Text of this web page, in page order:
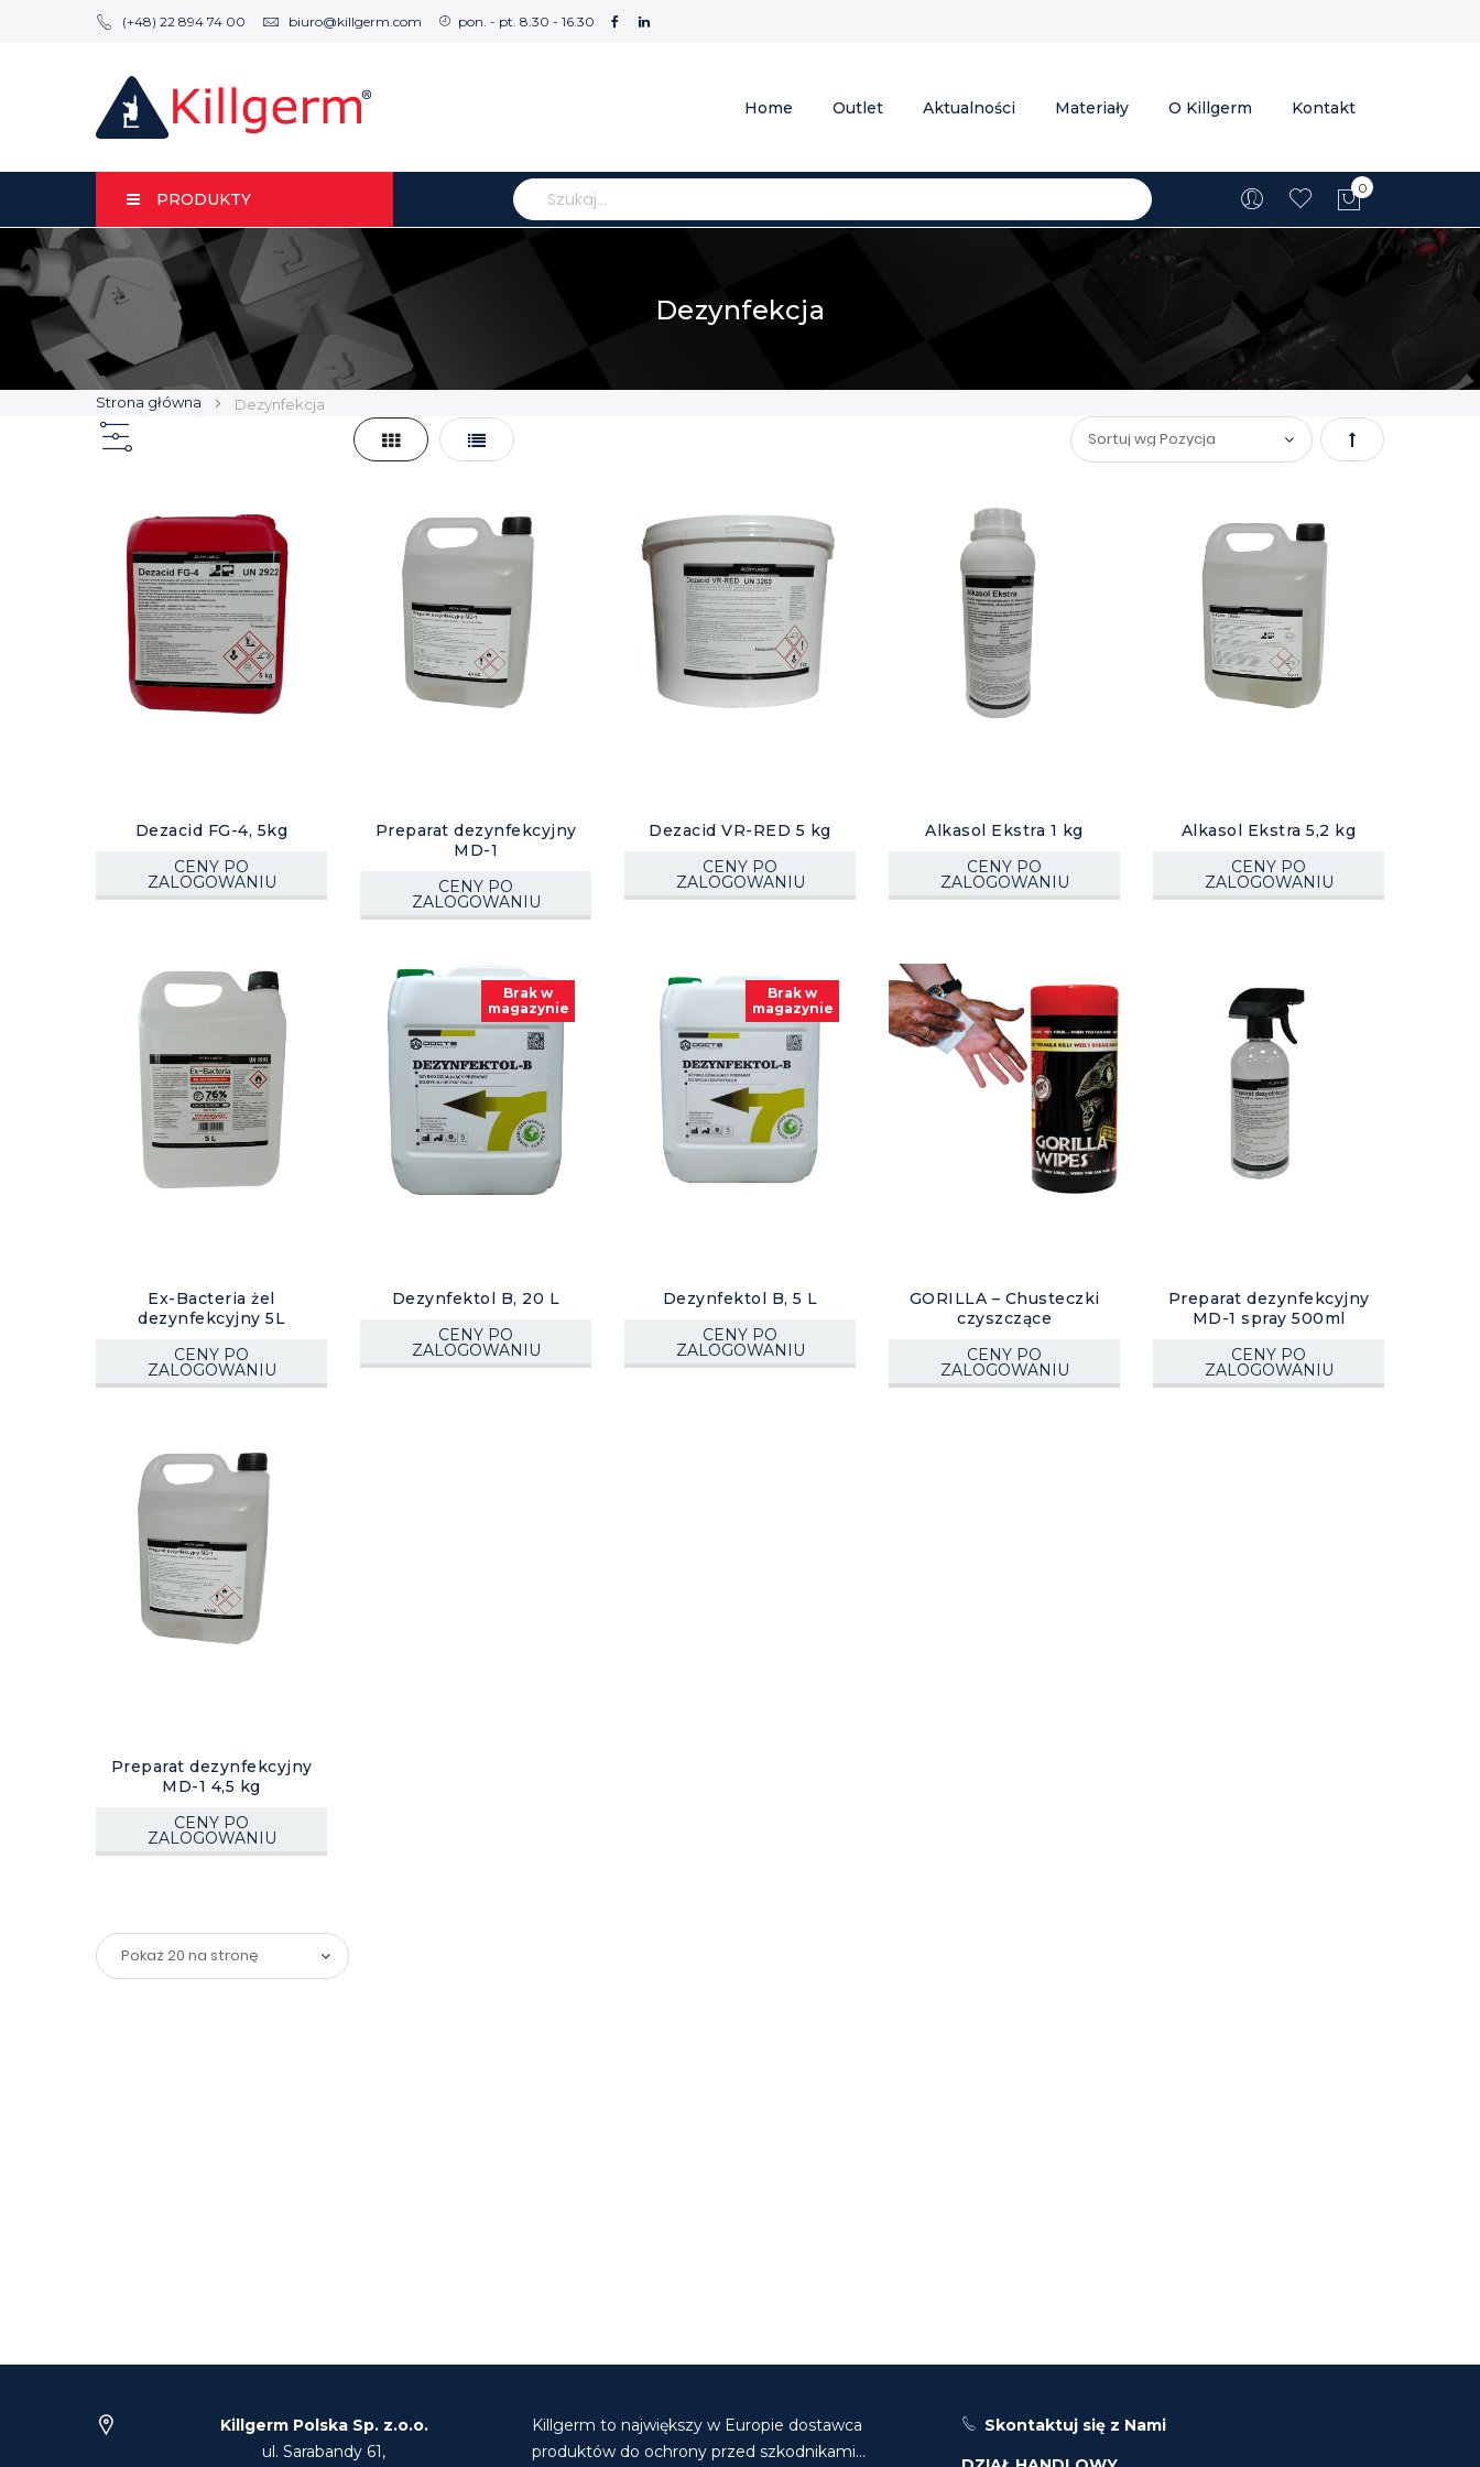
(+48) 22 894 74 00 biuro@killgerm.com pon. - pt. 8.30 - 16.30
Home Outlet Aktualności Materiały O Killgerm Kontakt
PRODUKTY
Szukaj Mój koszyk
0
Dezynfekcja
Strona główna Dezynfekcja
Zobacz
Siatka Lista
Ustaw
Dezacid FG-4, 5kg
CENY PO
ZALOGOWANIU
Preparat dezynfekcyjny
MD-1
CENY PO
ZALOGOWANIU
Dezacid VR-RED 5 kg
CENY PO
ZALOGOWANIU
Alkasol Ekstra 1 kg
CENY PO
ZALOGOWANIU
Alkasol Ekstra 5,2 kg
CENY PO
ZALOGOWANIU
Ex-Bacteria żel
dezynfekcyjny 5L
CENY PO
ZALOGOWANIU
Brak w
magazynie
Dezynfektol B, 20 L
CENY PO
ZALOGOWANIU
Brak w
magazynie
Dezynfektol B, 5 L
CENY PO
ZALOGOWANIU
GORILLA – Chusteczki
czyszczące
CENY PO
ZALOGOWANIU
Preparat dezynfekcyjny
MD-1 spray 500ml
CENY PO
ZALOGOWANIU
Preparat dezynfekcyjny
MD-1 4,5 kg
CENY PO
ZALOGOWANIU
Killgerm Polska Sp. z.o.o.
ul. Sarabandy 61,
Killgerm to największy w Europie dostawca
produktów do ochrony przed szkodnikami...
Skontaktuj się z Nami